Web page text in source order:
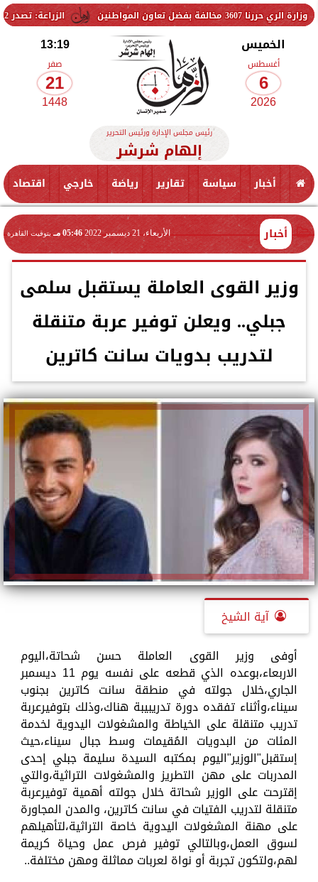
الزراعة: تصدر 712 ترخيص تشغيل جديد لمشروعات الثروة الحيوانية والداجنة.. وتسجيل 832 مخلوط أعلاف المواطنين
الخميس
أغسطس
6
2026
13:19
صفر
21
1448
رئيس مجلس الإدارة ورئيس التحرير
إلهام شرشر
أخبار سياسة تقارير رياضة خارجي اقتصاد
أخبار الأربعاء، 21 ديسمبر 2022 05:46 مـ بتوقيت القاهرة
وزير القوى العاملة يستقبل سلمى
جبلي.. ويعلن توفير عربة متنقلة
لتدريب بدويات سانت كاترين
آية الشيخ
أوفى وزير القوى العاملة حسن شحاتة،اليوم
الاربعاء،بوعده الذي قطعه على نفسه يوم 11 ديسمبر
الجاري،خلال جولته في منطقة سانت كاترين بجنوب
سيناء،وأثناء تفقده دورة تدريبيبة هناك،وذلك بتوفيرعربة
تدريب متنقلة على الخياطة والمشغولات اليدوية لخدمة
المئات من البدويات المُقيمات وسط جبال سيناء،حيث
إستقبل"الوزير"اليوم بمكتبه السيدة سليمة جبلي إحدى
المدربات على مهن التطريز والمشغولات التراثية،والتي
إقترحت على الوزير شحاتة خلال جولته أهمية توفيرعربة
متنقلة لتدريب الفتيات في سانت كاترين، والمدن المجاورة
على مهنة المشغولات اليدوية خاصة التراثية،لتأهيلهم
لسوق العمل،وبالتالي توفير فرص عمل وحياة كريمة
لهم،ولتكون تجربة أو نواة لعربات مماثلة ومهن مختلفة..